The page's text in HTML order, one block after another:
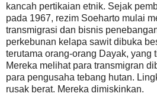
kancah pertikaian etnik. Sejak
pada 1967, rezim Soeharto mulai
transmigrasi dan bisnis
perkebunan kelapa sawit dibuka
terutama orang-orang Dayak, yang
Mereka melihat para transmigran
para pengusaha tebang hutan.
rusak berat. Mereka dimiskinkan.